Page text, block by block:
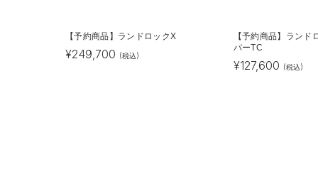
【予約商品】ランドロックX
¥249,700 (税込)
【予約商品】ランド
バーTC
¥127,600 (税込)